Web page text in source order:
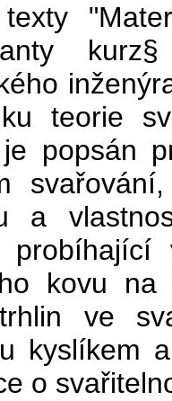
teorie
popsán
a
kovu na
ve
kyslíkem
o